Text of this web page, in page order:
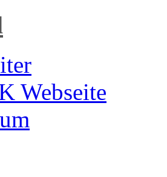
Webseite